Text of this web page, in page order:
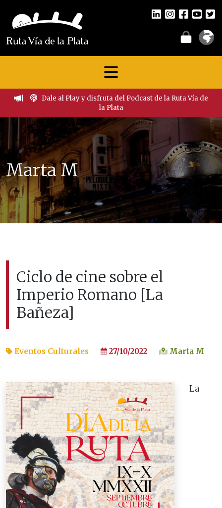
Dale al Play y disfruta del Podcast de la Ruta Vía de
la Plata
Marta M
Ciclo de cine sobre el
Imperio Romano [La
Bañeza]
Eventos Culturales 27/10/2022 Marta M
La